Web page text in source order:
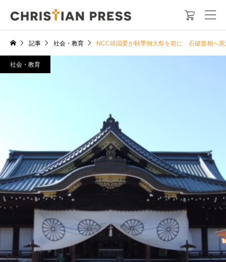

記事 社会・教育 NCC靖国委が秋季例大祭を前に 石破首相へ憲
社会・教育